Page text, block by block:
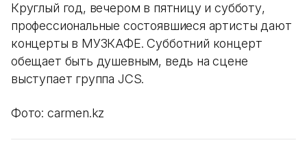
Круглый год, вечером в пятницу и субботу,
профессиональные состоявшиеся артисты дают
концерты в МУЗКАФЕ. Субботний концерт
обещает быть душевным, ведь на сцене
выступает группа JCS.
Фото: carmen.kz